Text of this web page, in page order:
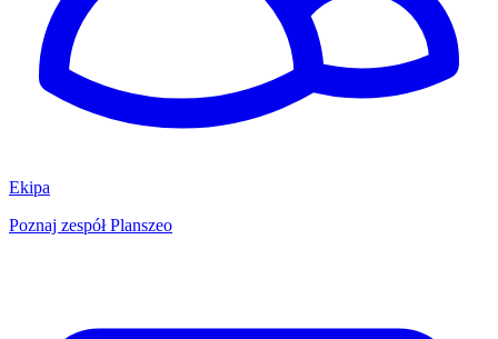
Ekipa
Poznaj zespół Planszeo